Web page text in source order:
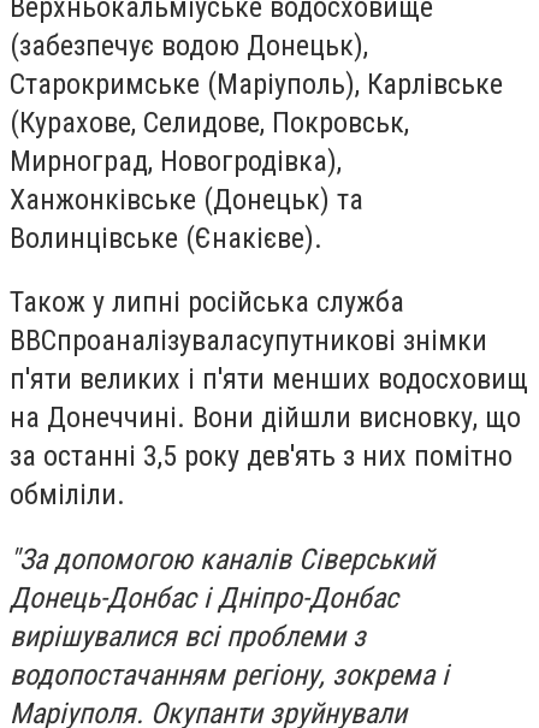
Верхньокальміуське водосховище
(забезпечує водою Донецьк),
Старокримське (Маріуполь), Карлівське
(Курахове, Селидове, Покровськ,
Мирноград, Новогродівка),
Ханжонківське (Донецьк) та
Волинцівське (Єнакієве).
Також у липні російська служба
BBCпроаналізуваласупутникові знімки
п'яти великих і п'яти менших водосховищ
на Донеччині. Вони дійшли висновку, що
за останні 3,5 року дев'ять з них помітно
обміліли.
"За допомогою каналів Сіверський
Донець-Донбас і Дніпро-Донбас
вирішувалися всі проблеми з
водопостачанням регіону, зокрема і
Маріуполя. Окупанти зруйнували